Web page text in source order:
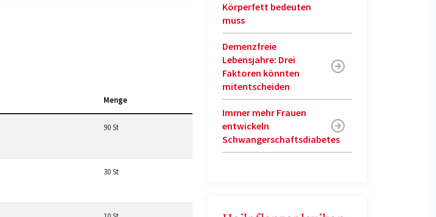
Menge
90 St
30 St
Körperfett bedeuten
muss
Demenzfreie
Lebensjahre: Drei
Faktoren könnten
mitentscheiden
Immer mehr Frauen
entwickeln
Schwangerschaftsdiabetes